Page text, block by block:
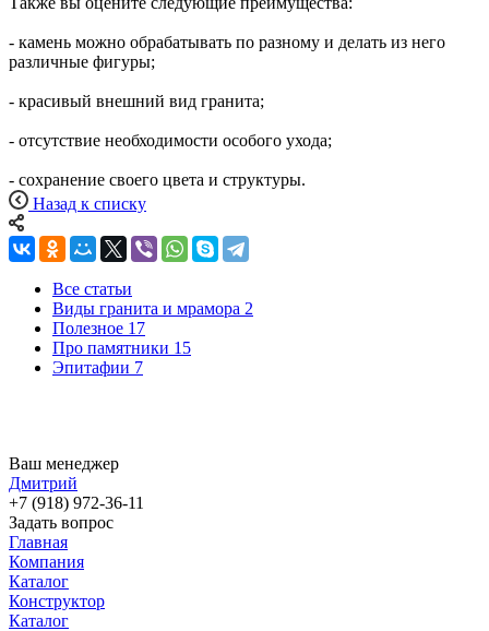
- камень можно обрабатывать по разному и делать из него
различные фигуры;
- красивый внешний вид гранита;
- отсутствие необходимости особого ухода;
- сохранение своего цвета и структуры.
Назад к списку
Все статьи
Виды гранита и мрамора 2
Полезное 17
Про памятники 15
Эпитафии 7
Ваш менеджер
Дмитрий
+7 (918) 972-36-11
Задать вопрос
Главная
Компания
Каталог
Конструктор
Каталог